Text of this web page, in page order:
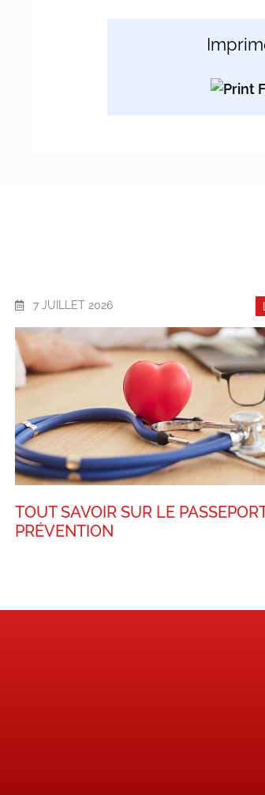
7 JUILLET 2026
TOUT SAVOIR SUR LE
PRÉVENTION